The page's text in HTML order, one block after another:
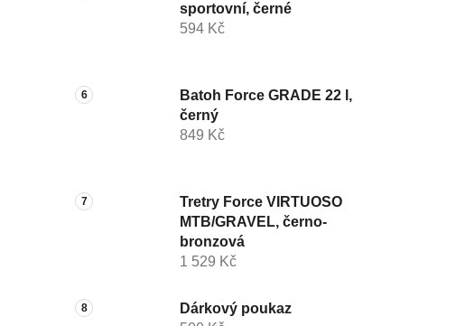
sportovní, černé
594 Kč
Batoh Force GRADE 22 l,
černý
849 Kč
Tretry Force VIRTUOSO
MTB/GRAVEL, černo-
bronzová
1 529 Kč
Dárkový poukaz